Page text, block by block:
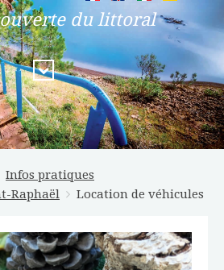
du littoral
Infos pratiques
Raphaël
Location de véhicules